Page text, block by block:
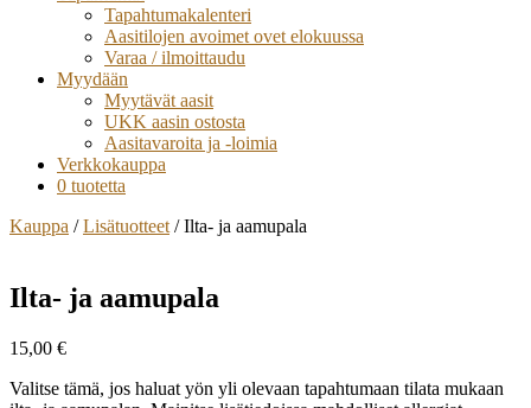
Tapahtumakalenteri
Aasitilojen avoimet ovet elokuussa
Varaa / ilmoittaudu
Myydään
Myytävät aasit
UKK aasin ostosta
Aasitavaroita ja -loimia
Verkkokauppa
0 tuotetta
Kauppa /Lisätuotteet / Ilta- ja aamupala
Ilta- ja aamupala
15,00 €
Valitse tämä, jos haluat yön yli olevaan tapahtumaan tilata mukaan